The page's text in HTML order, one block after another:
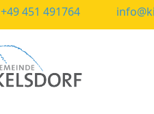
+49 451 491764